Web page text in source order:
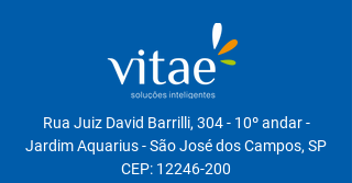
Rua Juiz David Barrilli, 304 - 10º andar -
Jardim Aquarius - São José dos Campos, SP
CEP: 12246-200